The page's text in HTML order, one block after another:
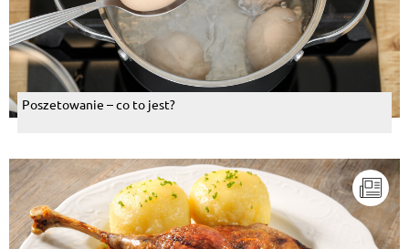
Poszetowanie – co to jest?